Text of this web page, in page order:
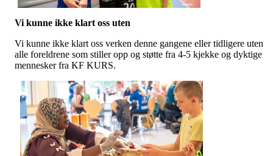
Vi kunne ikke klart oss uten
Vi kunne ikke klart oss verken denne gangene eller tidligere uten
alle foreldrene som stiller opp og støtte fra 4-5 kjekke og dyktige
mennesker fra KF KURS.